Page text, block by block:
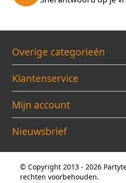
Overige categorieén
Klantenservice
Mijn account
Nieuwsbrief
© Copyright 2013 - 2026
rechten voorbehouden.